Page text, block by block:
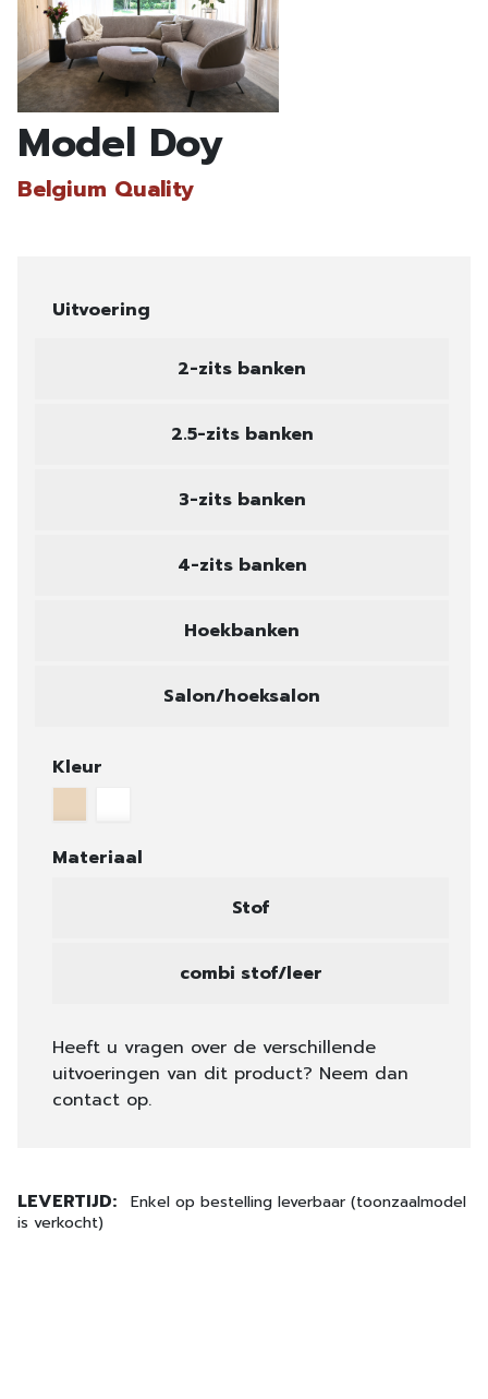
Model Doy
Belgium Quality
Uitvoering
2-zits banken
2.5-zits banken
3-zits banken
4-zits banken
Hoekbanken
Salon/hoeksalon
Kleur
Materiaal
Stof
combi stof/leer
Heeft u vragen over de verschillende
uitvoeringen van dit product? Neem dan
contact op.
LEVERTIJD:
Enkel op bestelling leverbaar (toonzaalmodel
is verkocht)